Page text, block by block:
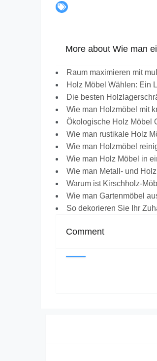
More about Wie man
Raum maximieren mit
Holz Möbel Wählen: Ein
Die besten
Wie man Holzmöbel mit
Ökologische Holz Möbel
Wie man rustikale Holz
Wie man Holzmöbel
Wie man Holz Möbel in
Wie man Metall- und
Warum ist Kirschholz-
Wie man Gartenmöbel
So dekorieren Sie Ihr
Comment